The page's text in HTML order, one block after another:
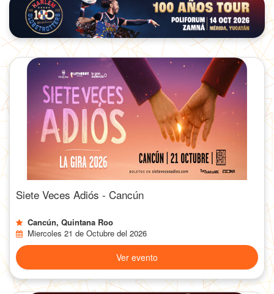
Siete Veces Adiós - Cancún
Cancún, Quintana Roo
Miercoles 21 de Octubre del 2026
Ver evento